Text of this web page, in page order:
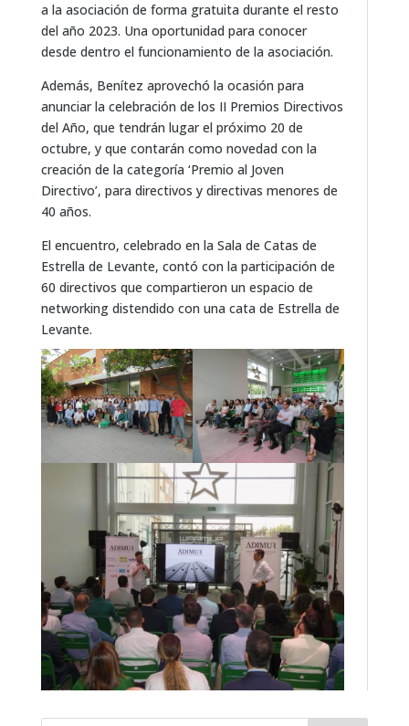
a la asociación de forma gratuita durante el resto
del año 2023. Una oportunidad para conocer
desde dentro el funcionamiento de la asociación.
Además, Benítez aprovechó la ocasión para
anunciar la celebración de los II Premios Directivos
del Año, que tendrán lugar el próximo 20 de
octubre, y que contarán como novedad con la
creación de la categoría ‘Premio al Joven
Directivo’, para directivos y directivas menores de
40 años.
El encuentro, celebrado en la Sala de Catas de
Estrella de Levante, contó con la participación de
60 directivos que compartieron un espacio de
networking distendido con una cata de Estrella de
Levante.